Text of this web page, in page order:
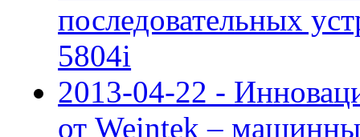
последовательных
5804i
2013-04-22 -
от Weintek –